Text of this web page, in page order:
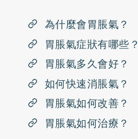
為什麼會胃脹氣？
胃脹氣症狀有哪些？
胃脹氣多久會好？
如何快速消脹氣？
胃脹氣如何改善？
胃脹氣如何治療？